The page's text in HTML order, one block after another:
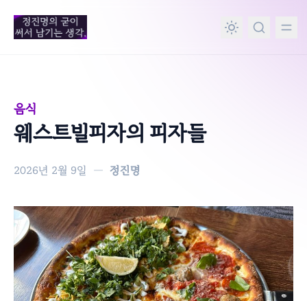
content
음식
웨스트빌피자의 피자들
2026년 2월 9일 — 정진명